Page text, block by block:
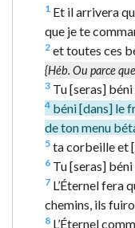
1 Et il arrivera
que je te
2 et toutes ces
{Héb. Ou parce
3 Tu [seras]
4 béni [dans] le
de ton menu
5 ta corbeille et
6 Tu [seras]
7 L’Éternel fera
chemins, ils
8 L’Éternel